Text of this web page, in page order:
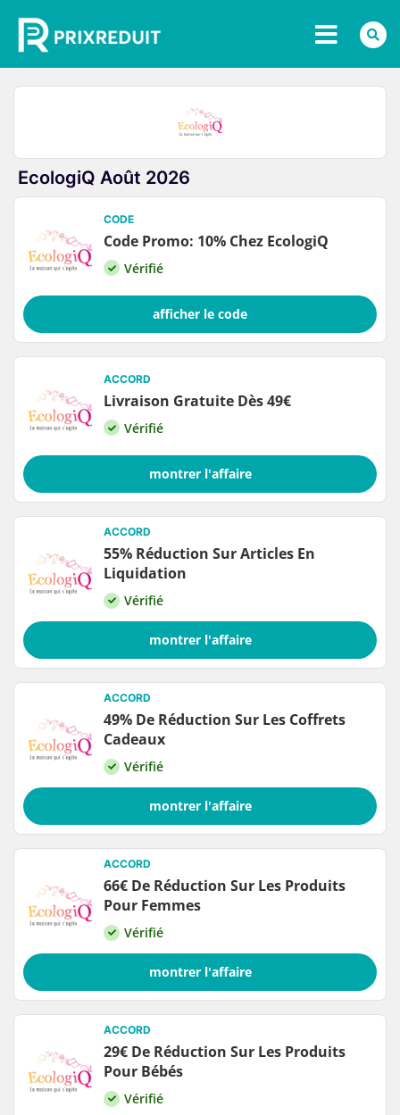
EcologiQ Août 2026
CODE
Code Promo: 10% Chez EcologiQ
Vérifié
afficher le code
ACCORD
Livraison Gratuite Dès 49€
Vérifié
montrer l'affaire
ACCORD
55% Réduction Sur Articles En
Liquidation
Vérifié
montrer l'affaire
ACCORD
49% De Réduction Sur Les Coffrets
Cadeaux
Vérifié
montrer l'affaire
ACCORD
66€ De Réduction Sur Les Produits
Pour Femmes
Vérifié
montrer l'affaire
ACCORD
29€ De Réduction Sur Les Produits
Pour Bébés
Vérifié